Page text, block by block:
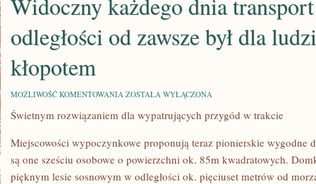
odległości od zawsze był dla
kłopotem
MOŻLIWOŚĆ KOMENTOWANIA WIDOCZNY
DNIA
TRANSPORT
DALEKIE
ODLEGŁOŚCI
OD
ZAWSZE
ZOSTAŁA WYŁĄCZONA
Świetnym rozwiązaniem dla wypatrujących przygód w trakcie
Miejscowości wypoczynkowe proponują teraz pionierskie wygodne
są one sześciu osobowe o powierzchni ok. 85m kwadratowych.
pięknym lesie sosnowym w odległości ok. pięciuset metrów od